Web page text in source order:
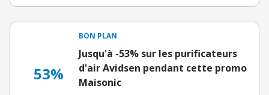
53%
BON PLAN
Jusqu'à -53% sur les purificateurs
d'air Avidsen pendant cette promo
Maisonic